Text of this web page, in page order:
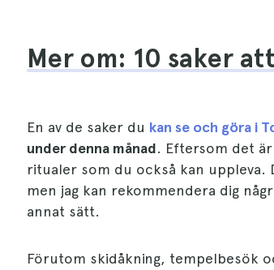
Mer om: 10 saker
En av de saker du kan se och göra i
under denna månad. Eftersom det
ritualer som du också kan
men jag kan rekommendera dig
annat sätt.
Förutom skidåkning, tempelbesök